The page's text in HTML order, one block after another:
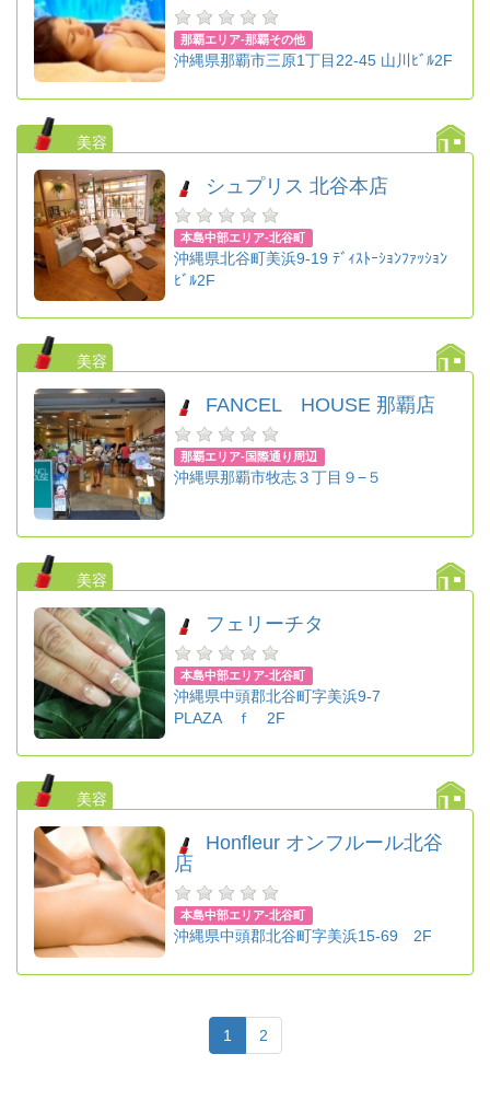
那覇エリア-那覇その他
沖縄県那覇市三原1丁目22-45 山川ﾋﾞﾙ2F
美容
シュプリス 北谷本店
本島中部エリア-北谷町
沖縄県北谷町美浜9-19 ﾃﾞｨｽﾄｰｼｮﾝﾌｧｯｼｮﾝ
ﾋﾞﾙ2F
美容
FANCEL HOUSE 那覇店
那覇エリア-国際通り周辺
沖縄県那覇市牧志３丁目９−５
美容
フェリーチタ
本島中部エリア-北谷町
沖縄県中頭郡北谷町字美浜9-7
PLAZA ｆ 2F
美容
Honfleur オンフルール北谷
店
本島中部エリア-北谷町
沖縄県中頭郡北谷町字美浜15-69 2F
1 2